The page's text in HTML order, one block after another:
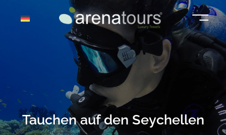
Tauchen auf den Seychellen